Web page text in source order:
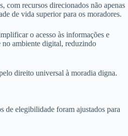
com recursos direcionados não apenas
de vida superior para os moradores.
o acesso às informações e
no ambiente digital, reduzindo
direito universal à moradia digna.
de elegibilidade foram ajustados para